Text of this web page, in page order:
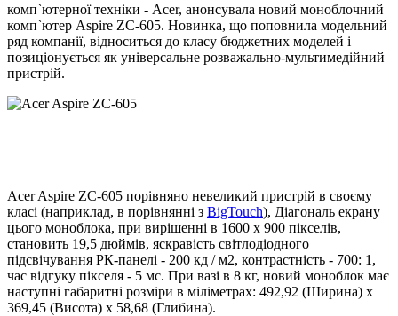
комп`ютерної техніки - Acer, анонсувала новий моноблочний
комп`ютер Aspire ZC-605. Новинка, що поповнила модельний
ряд компанії, відноситься до класу бюджетних моделей і
позиціонується як універсальне розважально-мультимедійний
пристрій.
Acer Aspire ZC-605 порівняно невеликий пристрій в своєму
класі (наприклад, в порівнянні з BigTouch), Діагональ екрану
цього моноблока, при вирішенні в 1600 x 900 пікселів,
становить 19,5 дюймів, яскравість світлодіодного
підсвічування РК-панелі - 200 кд / м2, контрастність - 700: 1,
час відгуку пікселя - 5 мс. При вазі в 8 кг, новий моноблок має
наступні габаритні розміри в міліметрах: 492,92 (Ширина) x
369,45 (Висота) x 58,68 (Глибина).